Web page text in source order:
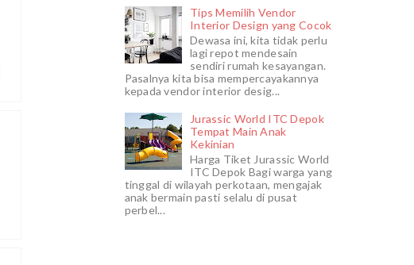
Tips Memilih Vendor
Interior Design yang Cocok
Dewasa ini, kita tidak perlu
lagi repot mendesain
sendiri rumah kesayangan.
Pasalnya kita bisa mempercayakannya
kepada vendor interior desig...
Jurassic World ITC Depok
Tempat Main Anak
Kekinian
Harga Tiket Jurassic World
ITC Depok Bagi warga yang
tinggal di wilayah perkotaan, mengajak
anak bermain pasti selalu di pusat
perbel...